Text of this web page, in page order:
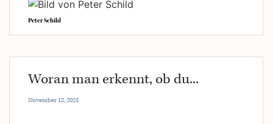
Peter Schild
Woran man erkennt, ob du...
November 12, 2023